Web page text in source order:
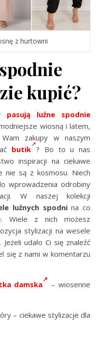
z hurtowni
kupić?
luźne spodnie
wiosną i latem,
zakupy w naszym
butik ? Bo to u nas
inspiracji na ciekawe
są z kosmosu. Niech
wprowadzenia odrobiny
W naszej kolekcji
luźnych spodnina co
Wiele z nich możesz
stylizacji na wesele
udało Ci się znaleźć
się z nami w komentarzu
damska
– wiosenne
– ciekawe stylizacje dla